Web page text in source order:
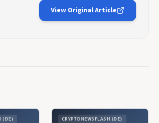
View Original Article
(DE) CRYPTONEWSFLASH (DE)